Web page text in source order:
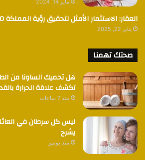
مايو 14, 2024
العقار: الاستثمار الأمثل لتحقيق رؤية المملكة 2030
يناير 22, 2025
صحتك تهمنا
هل تحميك الساونا من
تكشف علاقة الحرارة
منذ 7 ساعات
ليس كل سرطان في
يشرح
منذ يومين